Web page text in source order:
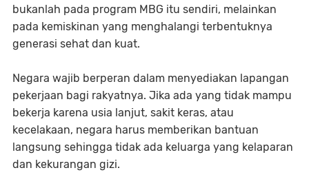
bukanlah pada program MBG itu sendiri, melainkan
pada kemiskinan yang menghalangi terbentuknya
generasi sehat dan kuat.
Negara wajib berperan dalam menyediakan lapangan
pekerjaan bagi rakyatnya. Jika ada yang tidak mampu
bekerja karena usia lanjut, sakit keras, atau
kecelakaan, negara harus memberikan bantuan
langsung sehingga tidak ada keluarga yang kelaparan
dan kekurangan gizi.